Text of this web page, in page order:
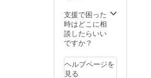
ディン
09.チビ
猫マ
フィン
HTY
にあた
り、サ
イズに
関する
必要と
なりま
サーボードの写
真をお送りしま
す。 ※スポン
サーボードの大
の数により異な
ります。 ※皆様
でない方はお名
前やニックネー
ムも可）をお送
りください。 ス
完成はファン
ディング終了後
支援で困った
時はどこに相
談したらいい
ですか？
ヘルプページを
見る